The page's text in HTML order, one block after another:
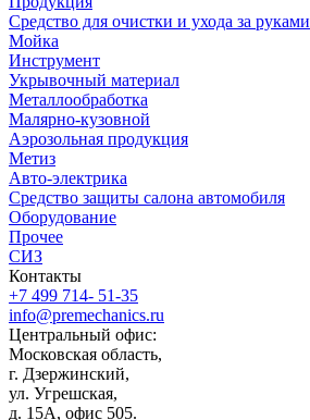
Средство для очистки и ухода за руками
Мойка
Инструмент
Укрывочный материал
Металлообработка
Малярно-кузовной
Аэрозольная продукция
Метиз
Авто-электрика
Средство защиты салона автомобиля
Оборудование
Прочее
СИЗ
Контакты
+7 499 714- 51-35
info@premechanics.ru
Центральный офис:
Московская область,
г. Дзержинский,
ул. Угрешская,
д. 15А, офис 505.